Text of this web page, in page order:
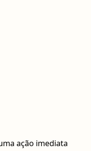
ação imediata